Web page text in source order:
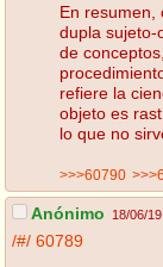
En resumen,
dupla sujeto-
de
refiere la
objeto es
lo que no
>>>60790
Anónimo 18/06/
/#/ 60789